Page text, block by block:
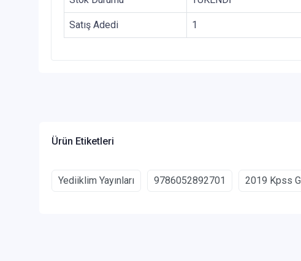
Satış Adedi 1
Ürün Etiketleri
Yediiklim Yayınları 9786052892701 2019 Kpss